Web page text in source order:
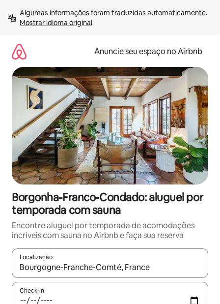
para
Mostrar idioma original
Anuncie seu espaço no Airbnb
Borgonha-Franco-Condado: aluguel por
temporada com sauna
Encontre aluguel por temporada de acomodações
incríveis com sauna no Airbnb e faça sua reserva
Localização
Quando os resultados estiverem disponíveis, explore-os
Check-in